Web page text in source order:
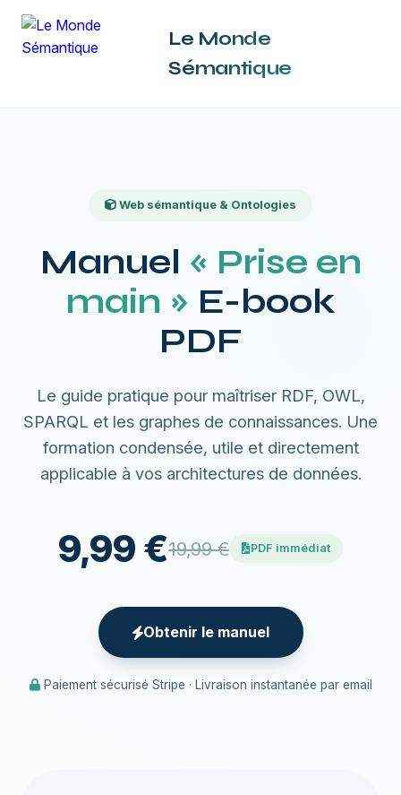
Le Monde
Sémantique
Web sémantique & Ontologies
Manuel « Prise en
main » E-book
PDF
Le guide pratique pour maîtriser RDF, OWL,
SPARQL et les graphes de connaissances. Une
formation condensée, utile et directement
applicable à vos architectures de données.
9,99 €19,99 € PDF immédiat
Obtenir le manuel
Paiement sécurisé Stripe · Livraison instantanée par email